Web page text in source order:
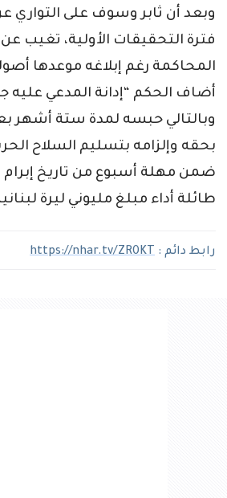
وبعد أن ثابر وسوف على التواري
فترة التحقيقات الأولية، تغيب
المحاكمة رغم إبلاغه موعدها
أضاف الحكم “إدانة المدعي عليه
وبالتالي حبسه لمدة ستة أشهر
بحقه وإلزامه بتسليم السلاح
ضمن مهلة أسبوع من تاريخ إبرام
طائلة أداء مبلغ مليوني ليرة لبنانية نحو1333
رابط دائم : https://nhar.tv/ZR0KT